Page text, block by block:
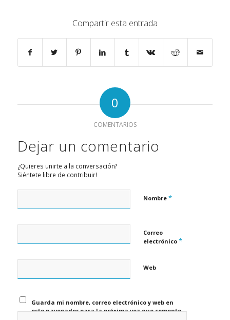
Compartir esta entrada
0
COMENTARIOS
Dejar un comentario
¿Quieres unirte a la conversación?
Siéntete libre de contribuir!
Nombre *
Correo
electrónico *
Web
Guarda mi nombre, correo electrónico y web en
este navegador para la próxima vez que comente.